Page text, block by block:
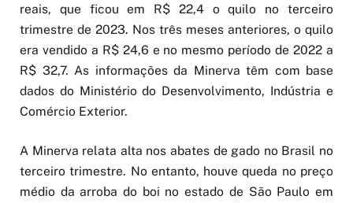
reais, que ficou em R$ 22,4 o quilo no terceiro
trimestre de 2023. Nos três meses anteriores, o quilo
era vendido a R$ 24,6 e no mesmo período de 2022 a
R$ 32,7. As informações da Minerva têm com base
dados do Ministério do Desenvolvimento, Indústria e
Comércio Exterior.
A Minerva relata alta nos abates de gado no Brasil no
terceiro trimestre. No entanto, houve queda no preço
médio da arroba do boi no estado de São Paulo em